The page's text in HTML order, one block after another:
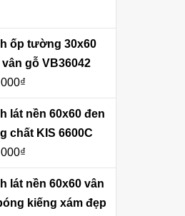
ốp tường 30x60
vân gỗ VB36042
₫
lát nền 60x60 đen
chất KIS 6600C
₫
lát nền 60x60 vân
kiếng xám đẹp